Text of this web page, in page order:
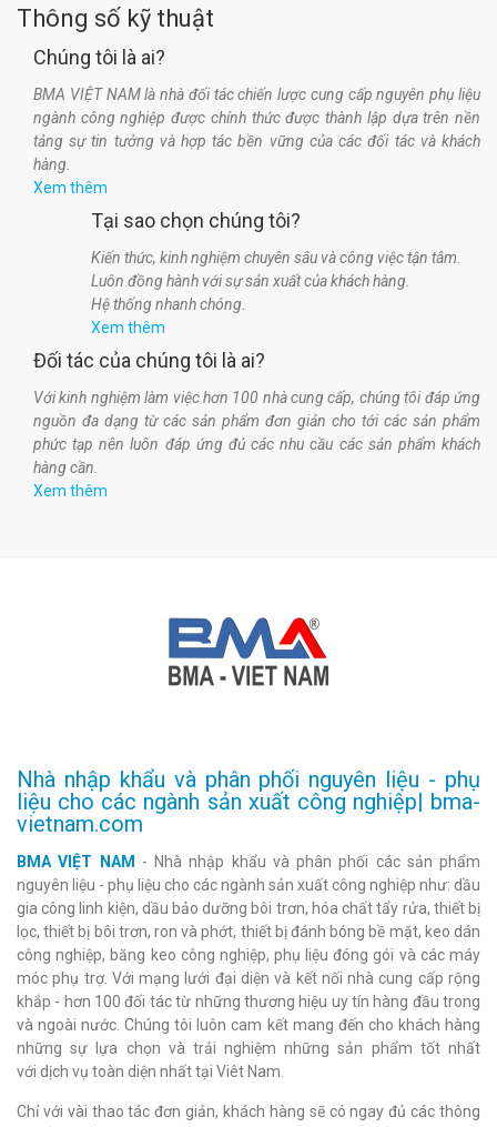
Spray-A-Gasket Sealant
0đ 0đ
Thông số kỹ thuật
Chúng tôi là ai?
BMA VIỆT NAM là nhà đối tác chiến lược cung cấp nguyên phụ liệu
ngành công nghiệp được chính thức được thành lập dựa trên nền
tảng sự tin tưởng và hợp tác bền vững của các đối tác và khách
hàng.
Xem thêm
Tại sao chọn chúng tôi?
Kiến thức, kinh nghiệm chuyên sâu và công việc tận tâm.
Luôn đồng hành với sự sản xuất của khách hàng.
Hệ thống nhanh chóng.
Xem thêm
Đối tác của chúng tôi là ai?
Với kinh nghiệm làm việc hơn 100 nhà cung cấp, chúng tôi đáp ứng
nguồn đa dạng từ các sản phẩm đơn giản cho tới các sản phẩm
phức tạp nên luôn đáp ứng đủ các nhu cầu các sản phẩm khách
hàng cần.
Xem thêm
Nhà nhập khẩu và phân phối nguyên liệu - phụ
liệu cho các ngành sản xuất công nghiệp| bma-
vietnam.com
BMA VIỆT NAM
- Nhà nhập khẩu và phân phối các sản phẩm
nguyên liệu - phụ liệu cho các ngành sản xuất công nghiệp như: dầu
gia công linh kiện, dầu bảo dưỡng bôi trơn, hóa chất tẩy rửa, thiết bị
lọc, thiết bị bôi trơn, ron và phớt, thiết bị đánh bóng bề mặt, keo dán
công nghiệp, băng keo công nghiệp, phụ liệu đóng gói và các máy
móc phụ trợ. Với mạng lưới đại diện và kết nối nhà cung cấp rộng
khắp - hơn 100 đối tác từ những thương hiệu uy tín hàng đầu trong
và ngoài nước. Chúng tôi luôn cam kết mang đến cho khách hàng
những sự lựa chọn và trải nghiệm những sản phẩm tốt nhất
với dịch vụ toàn diện nhất tại Viêt Nam.
Chỉ với vài thao tác đơn giản, khách hàng sẽ có ngay đủ các thông